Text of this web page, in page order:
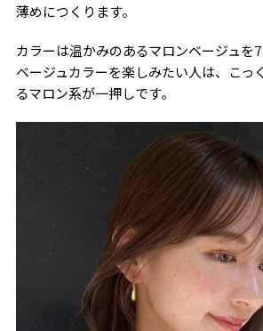
薄めにつくります。
カラーは温かみのあるマロンベージュを
ベージュカラーを楽しみたい人は、こっ
るマロン系が一押しです。